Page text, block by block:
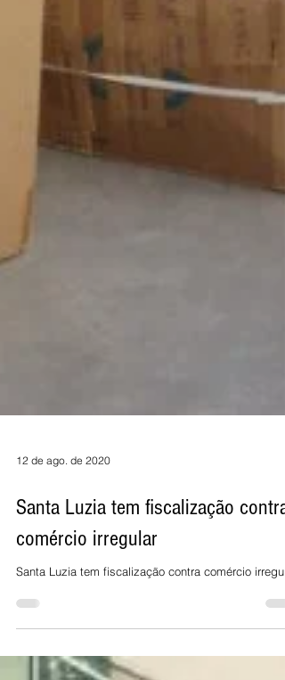
12 de ago. de 2020
Santa Luzia tem fiscalização contra
comércio irregular